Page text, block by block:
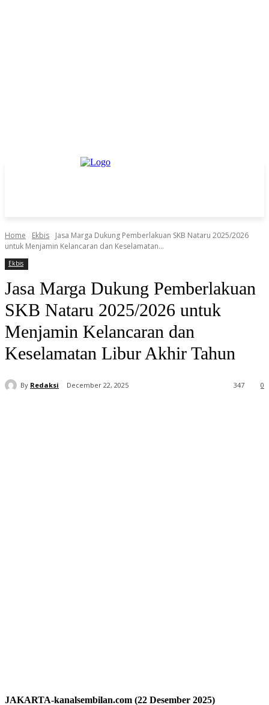
Home Ekbis
Jasa Marga Dukung Pemberlakuan SKB Nataru 2025/2026
untuk Menjamin Kelancaran dan Keselamatan...
Ekbis
Jasa Marga Dukung Pemberlakuan
SKB Nataru 2025/2026 untuk
Menjamin Kelancaran dan
Keselamatan Libur Akhir Tahun
By Redaksi December 22, 2025 0
347
JAKARTA-kanalsembilan.com (22 Desember 2025)